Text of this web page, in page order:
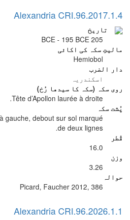
Alexandria CRI.96.2017.1.4
تاریخ
205 BCE - 195 BCE
مالیتِ سکہ کی اکائی
Hemiobol
دار الضرب
اسکندریہ
روی سکہ (سکہ کا سیدھا رُخ)
Tête d’Apollon laurée à droite.
پُشت سکہ
gauche, debout sur sol marqué
de deux lignes.
قُطر
16.0
وزن
3.26
حوالہ
Picard, Faucher 2012, 386
Alexandria CRI.96.2026.1.1